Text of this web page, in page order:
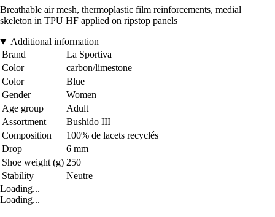
Breathable air mesh, thermoplastic film reinforcements, medial
skeleton in TPU HF applied on ripstop panels
Additional information
Brand
La Sportiva
Color
carbon/limestone
Color
Blue
Gender
Women
Age group
Adult
Assortment
Bushido III
Composition
100% de lacets recyclés
Drop
6 mm
Shoe weight (g) 250
Stability
Neutre
Loading...
Loading...